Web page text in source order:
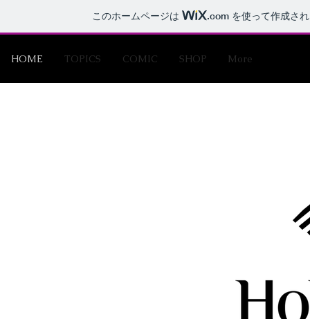
このホームページは .com を使って作成さ
HOME TOPICS COMIC SHOP More